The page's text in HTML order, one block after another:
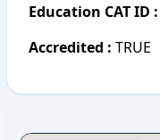
Education CAT ID :
Accredited : TRUE